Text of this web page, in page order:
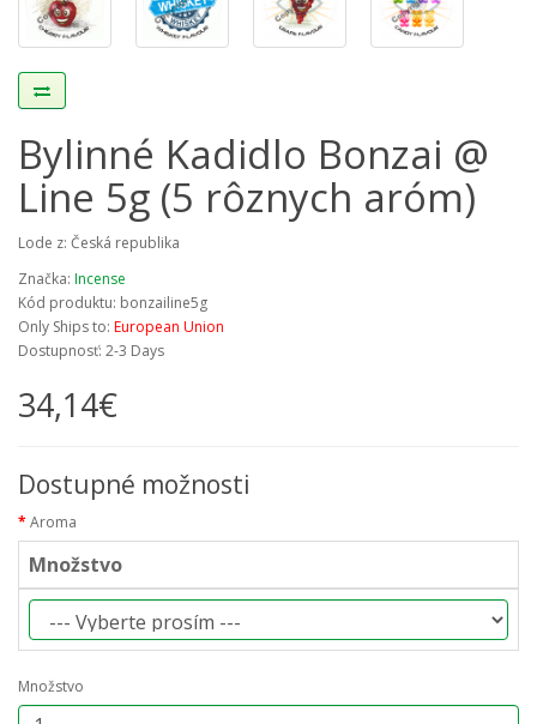
Bylinné Kadidlo Bonzai @
Line 5g (5 rôznych aróm)
Lode z: Česká republika
Značka: Incense
Kód produktu: bonzailine5g
Only Ships to: European Union
Dostupnosť: 2-3 Days
34,14€
Dostupné možnosti
Aroma
Množstvo
Množstvo